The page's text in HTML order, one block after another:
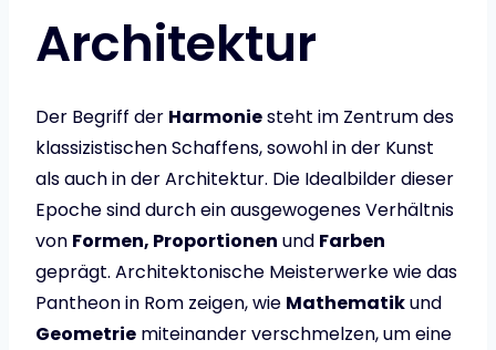
Architektur
Der Begriff der Harmoniesteht im Zentrum des
klassizistischen Schaffens, sowohl in der Kunst
als auch in der Architektur. Die Idealbilder dieser
Epoche sind durch ein ausgewogenes Verhältnis
von Formen, Proportionen und Farben
geprägt. Architektonische Meisterwerke wie das
Pantheon in Rom zeigen, wie Mathematikund
Geometrie miteinander verschmelzen, um eine